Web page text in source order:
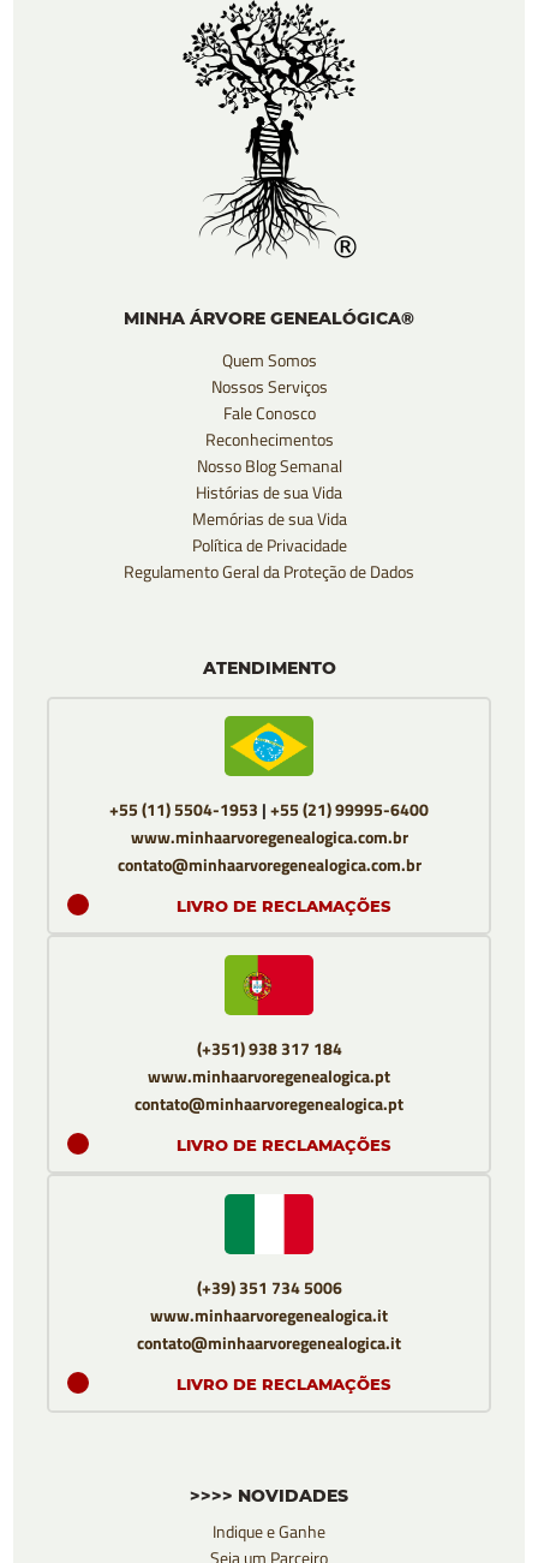
MINHA ÁRVORE GENEALÓGICA®
Quem Somos
Nossos Serviços
Fale Conosco
Reconhecimentos
Nosso Blog Semanal
Histórias de sua Vida
Memórias de sua Vida
Política de Privacidade
Regulamento Geral da Proteção de Dados
ATENDIMENTO
+55 (11) 5504-1953 |+55 (21) 99995-6400
www.minhaarvoregenealogica.com.br
contato@minhaarvoregenealogica.com.br
LIVRO DE RECLAMAÇÕES
(+351) 938 317 184
www.minhaarvoregenealogica.pt
contato@minhaarvoregenealogica.pt
LIVRO DE RECLAMAÇÕES
(+39) 351 734 5006
www.minhaarvoregenealogica.it
contato@minhaarvoregenealogica.it
LIVRO DE RECLAMAÇÕES
>>>> NOVIDADES
Indique e Ganhe
Seja um Parceiro